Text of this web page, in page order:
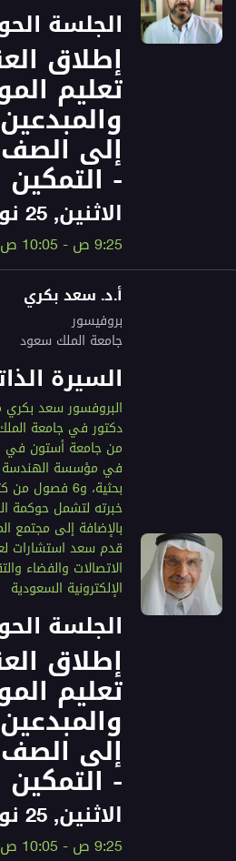
الجلسة
إطلاق
تعليم
إلى
- التمكين
الاثنين, 25 نوفمبر 2024
9:25 ص - 10:05 ص
أ.د. سعد بكري
بروفيسور
جامعة الملك سعود
السيرة
البروفسور سعد
دكتور في جامعة
من جامعة أستون في
خبرته لتشمل حوكمة
بالإضافة إلى مجتمع
قدم سعد استشارات
الاتصالات والفضاء
الإلكترونية السعودية
الجلسة
إطلاق
تعليم
إلى
- التمكين
الاثنين, 25 نوفمبر 2024
9:25 ص - 10:05 ص